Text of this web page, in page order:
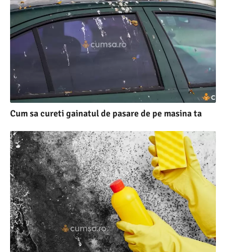
Cum sa cureti gainatul de pasare de pe masina ta